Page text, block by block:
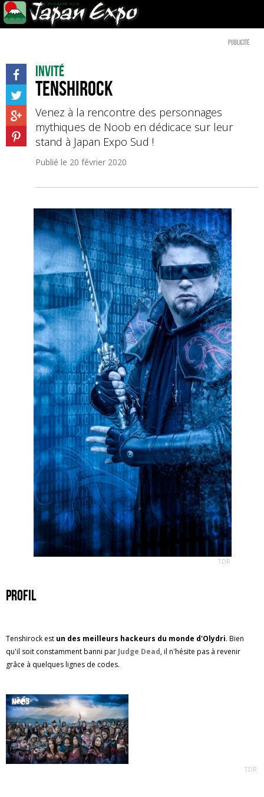
Publicité
Invité
Tenshirock
Venez à la rencontre des personnages
mythiques de Noob en dédicace sur leur
stand à Japan Expo Sud !
Publié le 20 février 2020
TDR
PROFIL
Tenshirock est un des meilleurs hackeurs du monde d'Olydri. Bien
qu'il soit constamment banni par Judge Dead, il n'hésite pas à revenir
grâce à quelques lignes de codes.
TDR